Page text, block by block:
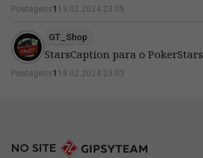
Postagens1 19.02.2024 23:05
GT_Shop
StarsCaption para o PokerStars
Postagens1 19.02.2024 23:03
NO SITE